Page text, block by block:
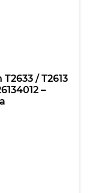
/ T2613
–